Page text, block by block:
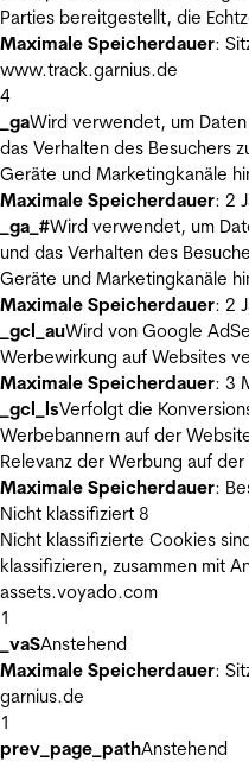
Parties bereitgestellt, die
Maximale Speicherdauer:
www.track.garnius.de
4
_gaWird verwendet, um
das Verhalten des Besuchers
Geräte und Marketingkanäle
Maximale Speicherdauer: 2
_ga_#Wird verwendet, um
und das Verhalten des
Geräte und Marketingkanäle
Maximale Speicherdauer: 2
_gcl_auWird von Google
Werbewirkung auf Websites
Maximale Speicherdauer: 3
_gcl_lsVerfolgt die
Werbebannern auf der
Relevanz der Werbung auf
Maximale Speicherdauer:
Nicht klassifiziert 8
Nicht klassifizierte Cookies
klassifizieren, zusammen mit
assets.voyado.com
1
_vaSAnstehend
Maximale Speicherdauer:
garnius.de
1
prev_page_pathAnstehend